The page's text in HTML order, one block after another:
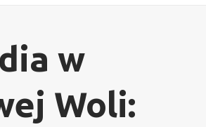
w
Woli: